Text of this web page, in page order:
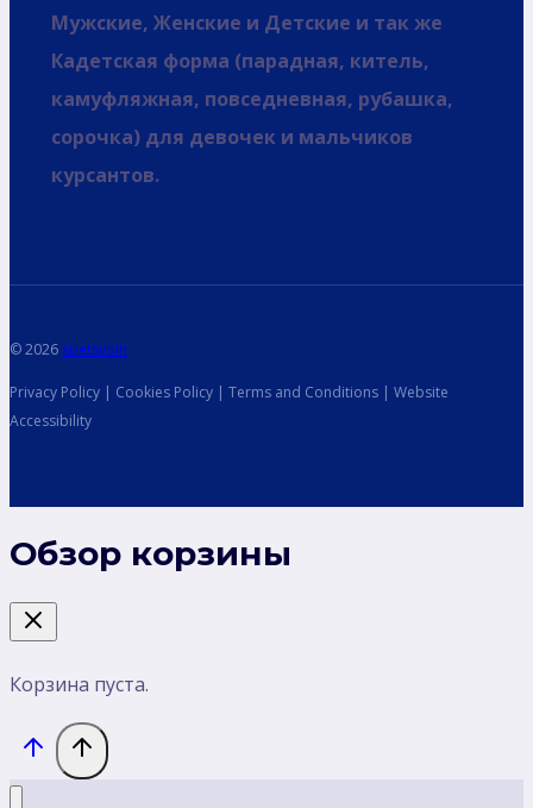
Мужские, Женские и Детские и так же
Кадетская форма (парадная, китель,
камуфляжная, повседневная, рубашка,
сорочка) для девочек и мальчиков
курсантов.
© 2026 spetsvoin
Privacy Policy | Cookies Policy | Terms and Conditions | Website
Accessibility
Обзор корзины
Корзина пуста.